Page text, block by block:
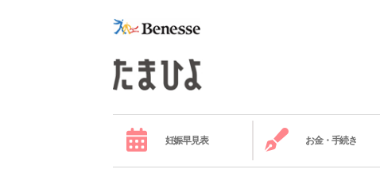
妊娠早見表 お金・手続き